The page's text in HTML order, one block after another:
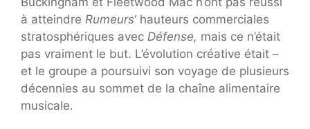
à atteindre Rumeurs‘ hauteurs commerciales
stratosphériques avec Défense, mais ce n’était
pas vraiment le but. L’évolution créative était –
et le groupe a poursuivi son voyage de plusieurs
décennies au sommet de la chaîne alimentaire
musicale.